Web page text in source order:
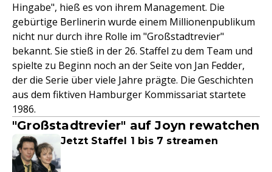
Hingabe", hieß es von ihrem Management. Die
gebürtige Berlinerin wurde einem Millionenpublikum
nicht nur durch ihre Rolle im "Großstadtrevier"
bekannt. Sie stieß in der 26. Staffel zu dem Team und
spielte zu Beginn noch an der Seite von Jan Fedder,
der die Serie über viele Jahre prägte. Die Geschichten
aus dem fiktiven Hamburger Kommissariat startete
1986.
"Großstadtrevier" auf Joyn rewatchen
Jetzt Staffel 1 bis 7 streamen